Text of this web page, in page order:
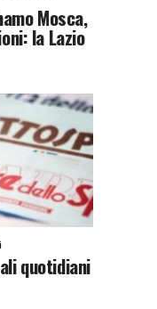
Mosca,
la Lazio
quotidiani